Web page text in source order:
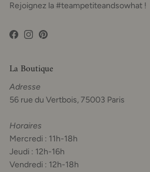
Rejoignez la #teampetiteandsowhat !
Facebook
Instagram
Pinterest
La Boutique
Adresse
56 rue du Vertbois, 75003 Paris
Horaires
Mercredi : 11h-18h
Jeudi : 12h-16h
Vendredi : 12h-18h